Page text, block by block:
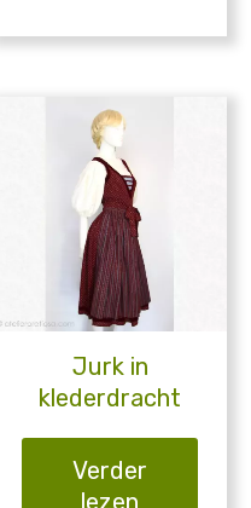
Jurk in
klederdracht
Verder
lezen